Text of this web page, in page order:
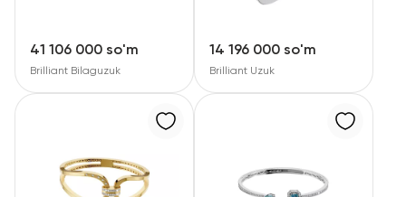
41 106 000 so'm
Brilliant Bilaguzuk
14 196 000 so'm
Brilliant Uzuk